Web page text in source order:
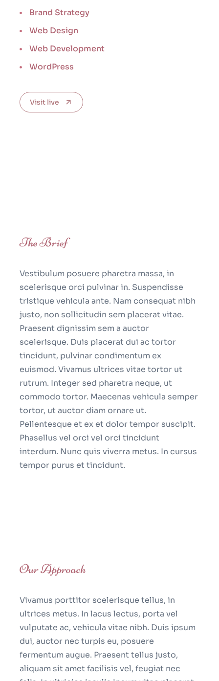
Brand Strategy
Web Design
Web Development
WordPress
Visit live
The Brief
Vestibulum posuere pharetra massa, in
scelerisque orci pulvinar in. Suspendisse
tristique vehicula ante. Nam consequat nibh
justo, non sollicitudin sem placerat vitae.
Praesent dignissim sem a auctor
scelerisque. Duis placerat dui ac tortor
tincidunt, pulvinar condimentum ex
euismod. Vivamus ultrices vitae tortor ut
rutrum. Integer sed pharetra neque, ut
commodo tortor. Maecenas vehicula semper
tortor, ut auctor diam ornare ut.
Pellentesque et ex et dolor tempor suscipit.
Phasellus vel orci vel orci tincidunt
interdum. Nunc quis viverra metus. In cursus
tempor purus et tincidunt.
Our Approach
Vivamus porttitor scelerisque tellus, in
ultrices metus. In lacus lectus, porta vel
vulputate ac, vehicula vitae nibh. Duis ipsum
dui, auctor nec turpis eu, posuere
fermentum augue. Praesent tellus justo,
aliquam sit amet facilisis vel, feugiat nec